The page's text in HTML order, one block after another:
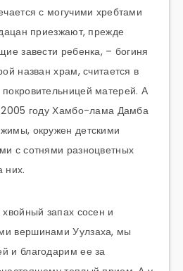
с могучими хребтами
приезжают, прежде
завести ребенка, – богиня
назван храм, считается в
матерей. А
2005 году Хамбо-лама Дамба
окружен детскими
с сотнями разноцветных
них.
запах сосен и
вершинами Уулзаха, мы
и благодарим ее за